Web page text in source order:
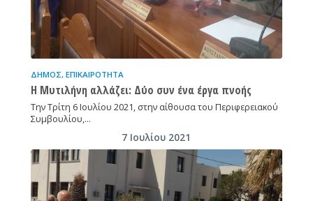
ΔΉΜΟΣ, ΕΠΙΚΑΙΡΌΤΗΤΑ
Η Μυτιλήνη αλλάζει: Δύο συν ένα έργα πνοής
Την Τρίτη 6 Ιουλίου 2021, στην αίθουσα του Περιφερειακού
Συμβουλίου,…
7 Ιουλίου 2021